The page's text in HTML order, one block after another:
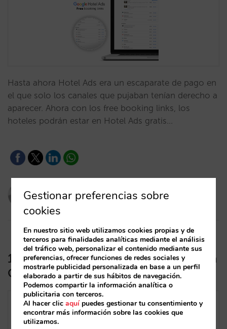
Hasta ahora Hotel Ads era un escaparate de pago en
el que solo los canales que pujaban tenían derecho a
aparecer. Ahora con los free booking links, los
hoteles podrán estar en Hotel Ads gratis…
Pau Siquier
09/03/2021
15 claus per a treure el màxim partit a
Google Hotel Ads
Gestionar preferencias sobre
cookies
En nuestro sitio web utilizamos cookies propias y de
terceros para finalidades analíticas mediante el análisis
del tráfico web, personalizar el contenido mediante sus
preferencias, ofrecer funciones de redes sociales y
mostrarle publicidad personalizada en base a un perfil
elaborado a partir de sus hábitos de navegación.
Podemos compartir la información analítica o
publicitaria con terceros.
Al hacer clicaquípuedes gestionar tu consentimiento y
encontrar más información sobre las cookies que
utilizamos.